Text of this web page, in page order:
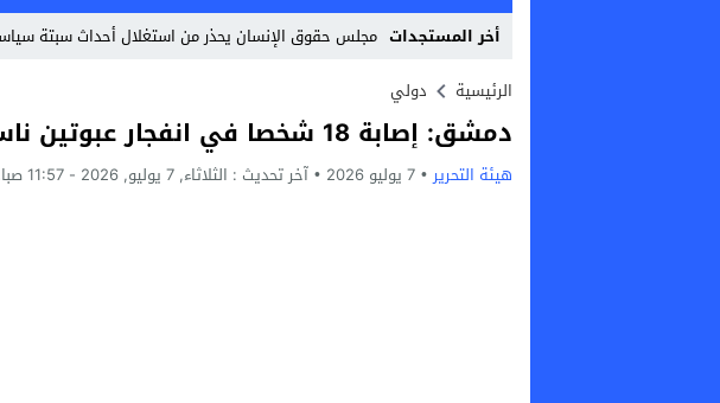
أخر المستجدات مجلس حقوق الإنسان يحذر من استغلال أحداث سبتة
Previous
Next
الرئيسية دولي
دمشق: إصابة 18 شخصا في انفجار عبوتين ناسفتين وسط العاصمة
هيئة التحرير 7 يوليو 2026 آخر تحديث : الثلاثاء, 7 يوليو, 2026 - 11:57 صباحًا